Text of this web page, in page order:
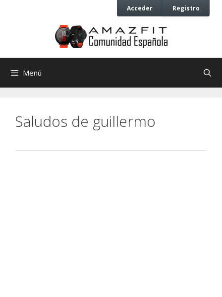
Acceder Registro
Menú
Saludos de guillermo